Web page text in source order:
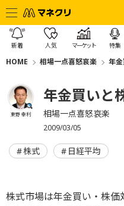
新着 人気 マーケット 特集
HOME 相場一点喜怒哀楽 年
東野 幸利
年金買いと
相場一点喜怒哀楽
2009/03/05
株式 日経平均
株式市場は年金買い・株